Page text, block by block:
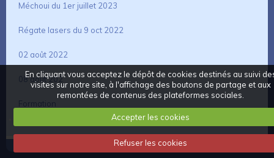
Méchoui du 1er juillet 2023
Régate lasers du 9 oct 2022
02 août 2022
08 aout 202
Formation
En cliquant vous acceptez le dépôt de cookies destinés au suivi
visites sur notre site, à l'affichage des boutons de partage et aux
remontées de contenus des plateformes sociales.
Accepter les cookies
Refuser les cookies